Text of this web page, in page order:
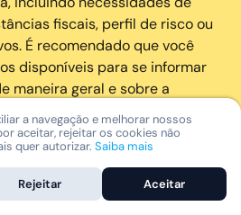
fiscais, perfil de risco ou
É recomendado que você
disponíveis para se informar
maneira geral e sobre a
portfólio. Questões fiscais ou
realizados através da
pelos próprios clientes. A
não fornecem nenhum tipo de
fiscal.
a navegação e melhorar nossos
aceitar, rejeitar os cookies não
quer autorizar. Saiba mais
Rejeitar Aceitar